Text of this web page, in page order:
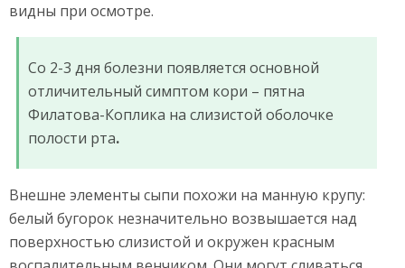
видны при осмотре.
Со 2-3 дня болезни появляется основной
отличительный симптом кори – пятна
Филатова-Коплика на слизистой оболочке
полости рта.
Внешне элементы сыпи похожи на манную крупу:
белый бугорок незначительно возвышается над
поверхностью слизистой и окружен красным